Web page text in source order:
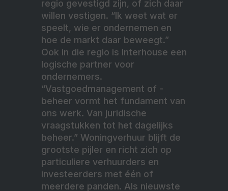
regio gevestigd zijn, of zich daar
willen vestigen. “Ik weet wat er
speelt, wie er ondernemen en
hoe de markt daar beweegt.”
Ook in die regio is Interhouse een
logische partner voor
ondernemers.
“Vastgoedmanagement of -
beheer vormt het fundament van
ons werk. Van juridische
vraagstukken tot het dagelijks
beheer.” Woningverhuur blijft de
grootste pijler en richt zich op
particuliere verhuurders en
investeerders met één of
meerdere panden. Als nieuwste